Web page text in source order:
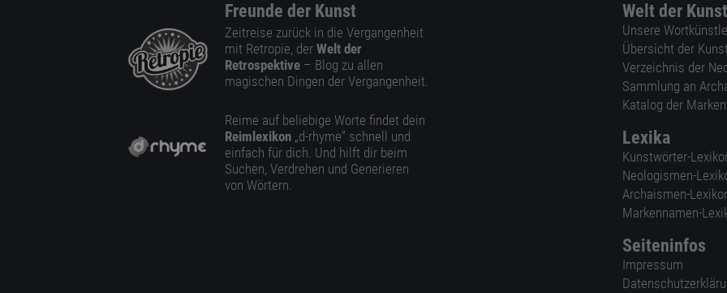
Freunde der Kunst
Zeitreise zurück in die Vergangenheit
mit Retropie, der Welt der
Retrospektive – Blog zu allen
magischen Dingen der Vergangenheit.
Reime auf beliebige Worte findet dein
Reimlexikon „d-rhyme” schnell und
einfach für dich. Und hilft dir beim
Suchen, Verdrehen und Generieren
von Wörtern.
Welt der
Unsere
Übersicht der
Verzeichnis der
Sammlung an
Katalog der
Lexika
Kunstwörter-
Neologismen-
Archaismen-
Markennamen-
Seiteninfos
Impressum